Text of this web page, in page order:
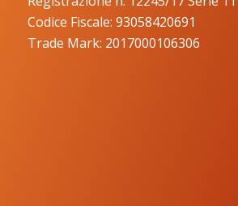
Codice Fiscale: 93058420691
Trade Mark: 2017000106306